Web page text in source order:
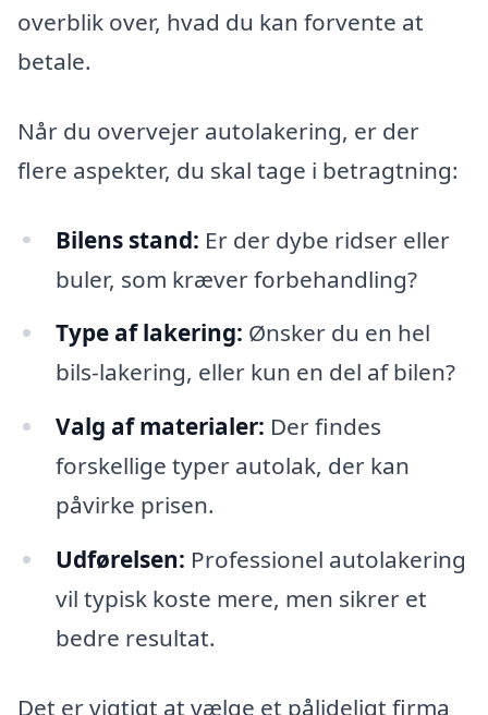
overblik over, hvad du kan forvente at
betale.
Når du overvejer autolakering, er der
flere aspekter, du skal tage i betragtning:
Bilens stand: Er der dybe ridser eller
buler, som kræver forbehandling?
Type af lakering: Ønsker du en hel
bils-lakering, eller kun en del af bilen?
Valg af materialer: Der findes
forskellige typer autolak, der kan
påvirke prisen.
Udførelsen: Professionel autolakering
vil typisk koste mere, men sikrer et
bedre resultat.
Det er vigtigt at vælge et pålideligt firma